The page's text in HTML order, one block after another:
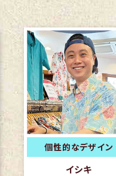
個性的なデザイン
イシキ